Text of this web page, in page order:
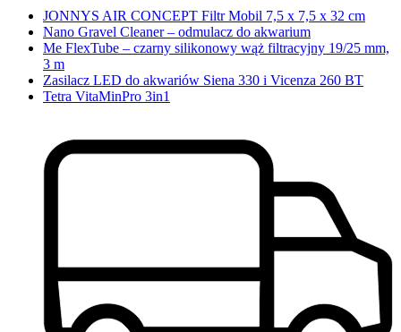
JONNYS AIR CONCEPT Filtr Mobil 7,5 x 7,5 x 32 cm
Nano Gravel Cleaner – odmulacz do akwarium
Me FlexTube – czarny silikonowy wąż filtracyjny 19/25 mm,
3 m
Zasilacz LED do akwariów Siena 330 i Vicenza 260 BT
Tetra VitaMinPro 3in1